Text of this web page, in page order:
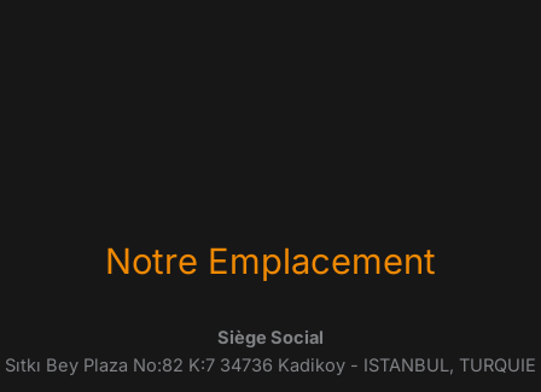
Notre Emplacement
Siège Social
Sıtkı Bey Plaza No:82 K:7 34736 Kadikoy - ISTANBUL, TURQUIE